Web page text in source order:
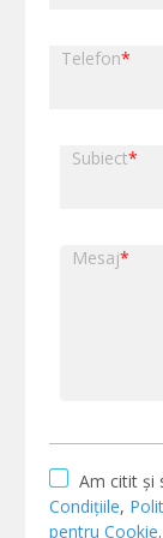
Telefon*
Subiect*
Mesaj*
Am citit și
Condițiile,
pentru Cookie.